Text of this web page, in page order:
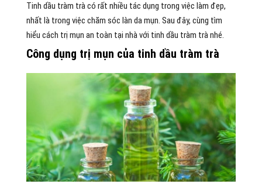
Tinh dầu tràm trà có rất nhiều tác dụng trong việc làm đẹp,
nhất là trong việc chăm sóc làn da mụn. Sau đây, cùng tìm
hiểu cách trị mụn an toàn tại nhà với tinh dầu tràm trà nhé.
Công dụng trị mụn của tinh dầu tràm trà